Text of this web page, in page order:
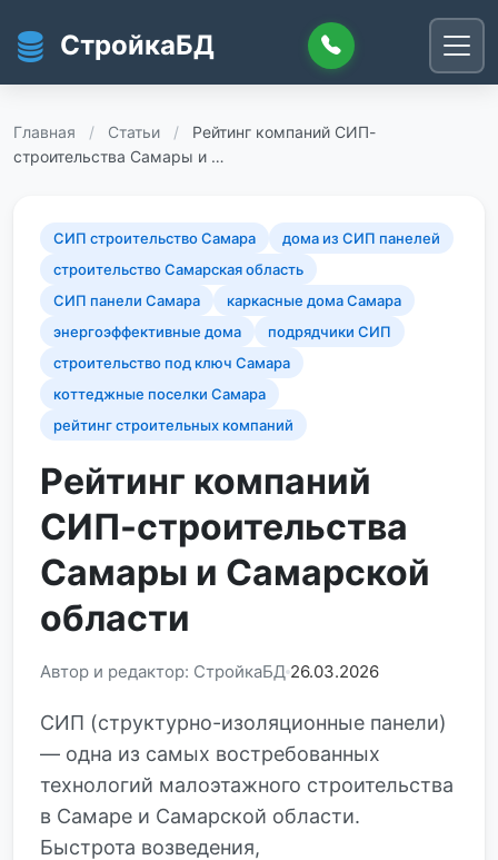
СтройкаБД
Главная / Статьи /
Рейтинг компаний СИП-
строительства Самары и …
СИП строительство Самара
дома из СИП панелей
строительство Самарская область
СИП панели Самара
каркасные дома Самара
энергоэффективные дома
подрядчики СИП
строительство под ключ Самара
коттеджные поселки Самара
рейтинг строительных компаний
Рейтинг компаний
СИП-строительства
Самары и Самарской
области
Автор и редактор: СтройкаБД 26.03.2026
СИП (структурно-изоляционные панели)
— одна из самых востребованных
технологий малоэтажного строительства
в Самаре и Самарской области.
Быстрота возведения,